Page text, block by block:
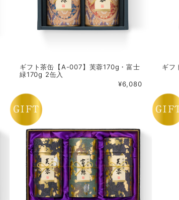
ギフト茶缶【A-007】芙蓉170g・富士
緑170g 2缶入
¥6,080
ギフ